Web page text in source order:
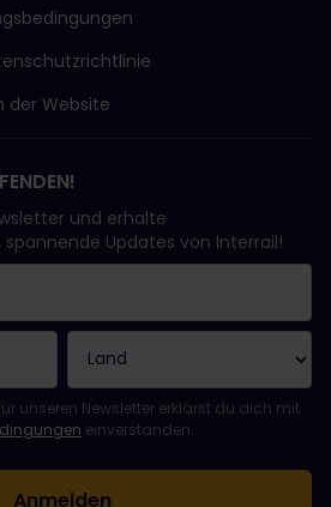
der Website
und erhalte
Updates von Interrail!
ist ein Pflichtfeld!
ist ungültig!
Newsletters ist ein Fehler aufgetreten.
bereits abonniert!
Geschäftsbedingungen zu, um
unseren Newsletter erklärst du dich mit
einverstanden.